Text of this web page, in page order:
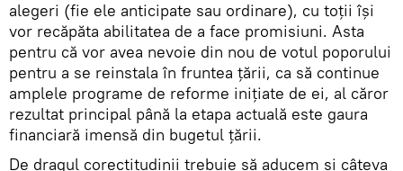
alegeri (fie ele anticipate sau ordinare), cu toţii îşi
vor recăpăta abilitatea de a face promisiuni. Asta
pentru că vor avea nevoie din nou de votul poporului
pentru a se reinstala în fruntea ţării, ca să continue
amplele programe de reforme iniţiate de ei, al căror
rezultat principal până la etapa actuală este gaura
financiară imensă din bugetul ţării.
De dragul corectitudinii trebuie să aducem şi câteva